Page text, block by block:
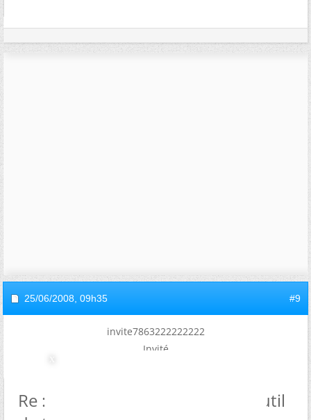
25/06/2008, 09h35 #9
invite7863222222222
Invité
Re : L'hypnose Ericksonienne- outil